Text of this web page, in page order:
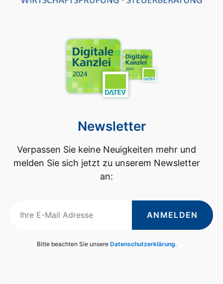
Newsletter
Verpassen Sie keine Neuigkeiten mehr und
melden Sie sich jetzt zu unserem Newsletter
an:
ANMELDEN
Bitte beachten Sie unsere Datenschutzerklärung.